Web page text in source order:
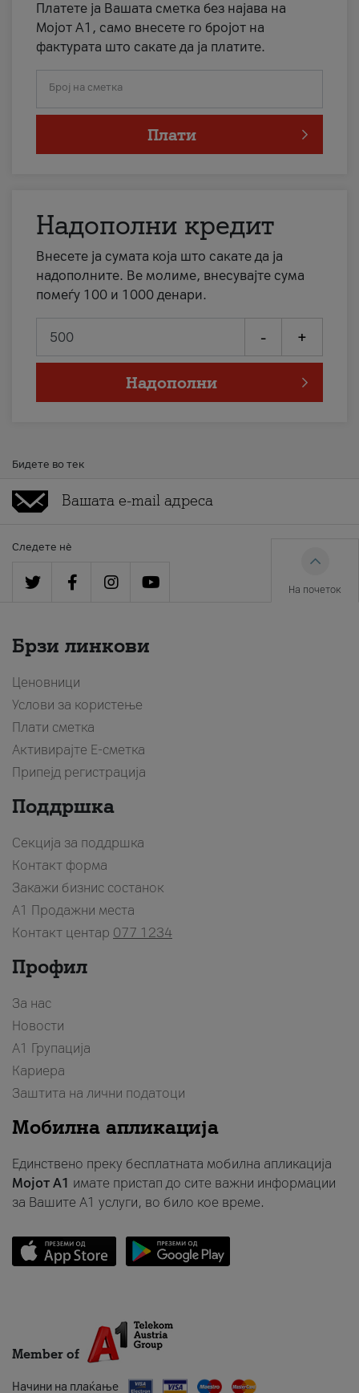
Платете ја Вашата сметка без најава на
Мојот А1, само внесете го бројот на
фактурата што сакате да ја платите.
Број на сметка
Плати
Надополни кредит
Внесете ја сумата која што сакате да ја
надополните. Ве молиме, внесувајте сума
помеѓу 100 и 1000 денари.
- +
Надополни
Бидете во тек
Следете нè
На почеток
Брзи линкови
Ценовници
Услови за користење
Плати сметка
Активирајте Е-сметка
Припејд регистрација
Поддршка
Секција за поддршка
Контакт форма
Закажи бизнис состанок
A1 Продажни места
Контакт центар 077 1234
Профил
За нас
Новости
А1 Групација
Кариера
Заштита на лични податоци
Мобилна апликација
Единствено преку бесплатната мобилна апликација
Мојот A1 имате пристап до сите важни информации
за Вашите A1 услуги, во било кое време.
Member of
Начини на плаќање